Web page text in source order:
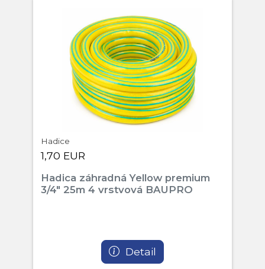
Hadice
1,70 EUR
Hadica záhradná Yellow premium
3/4" 25m 4 vrstvová BAUPRO
Detail